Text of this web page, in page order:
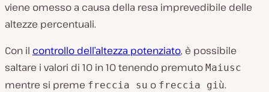
viene omesso a causa della resa imprevedibile delle
altezze percentuali.
Con il controllo dell’altezza potenziato, è possibile
saltare i valori di 10 in 10 tenendo premuto Maiusc
mentre si preme freccia su o freccia giù.